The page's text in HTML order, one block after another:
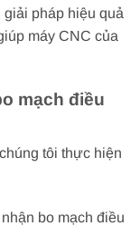
giải pháp hiệu quả
máy CNC của
mạch điều
tôi thực hiện
bo mạch điều